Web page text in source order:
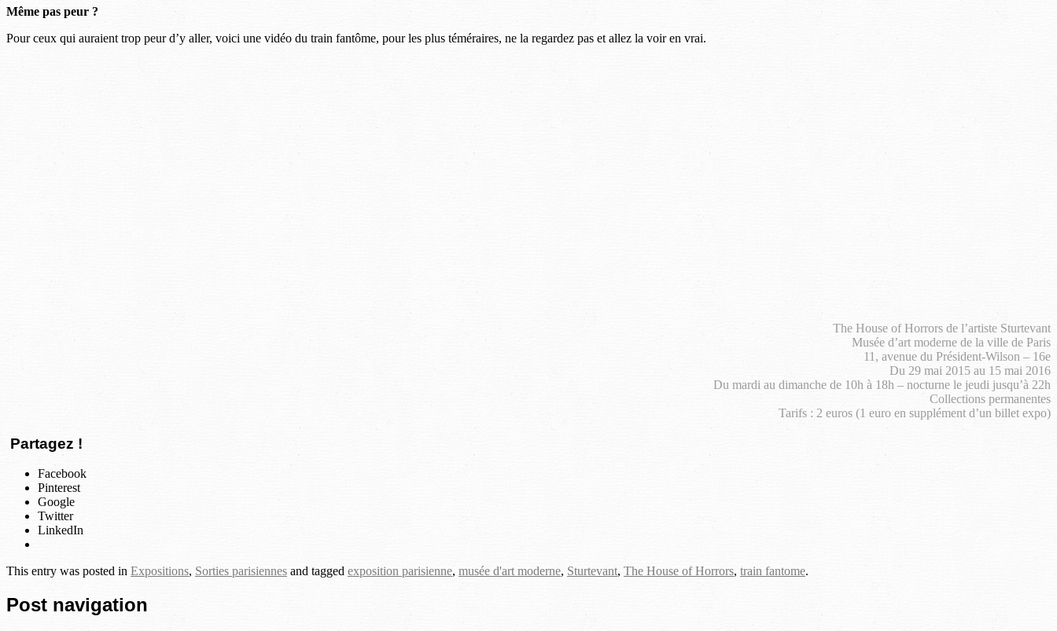
Même pas peur ?
Pour ceux qui auraient trop peur d’y aller, voici une vidéo du train fantôme, pour les plus téméraires, ne la regardez pas et allez la voir en vrai.
The House of Horrors de l’artiste Sturtevant
Musée d’art moderne de la ville de Paris
11, avenue du Président-Wilson – 16e
Du 29 mai 2015 au 15 mai 2016
Du mardi au dimanche de 10h à 18h – nocturne le jeudi jusqu’à 22h
Collections permanentes
Tarifs : 2 euros (1 euro en supplément d’un billet expo)
Partagez !
Facebook
Pinterest
Google
Twitter
LinkedIn
This entry was posted in Expositions, Sorties parisiennes and tagged exposition parisienne, musée d'art moderne, Sturtevant, The House of Horrors, train fantome.
Post navigation